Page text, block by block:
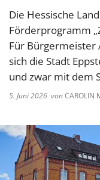
Die Hessische
Förderprogramm
Für Bürgermeister
sich die Stadt
und zwar mit dem
5. Juni 2026 vonCAROLIN